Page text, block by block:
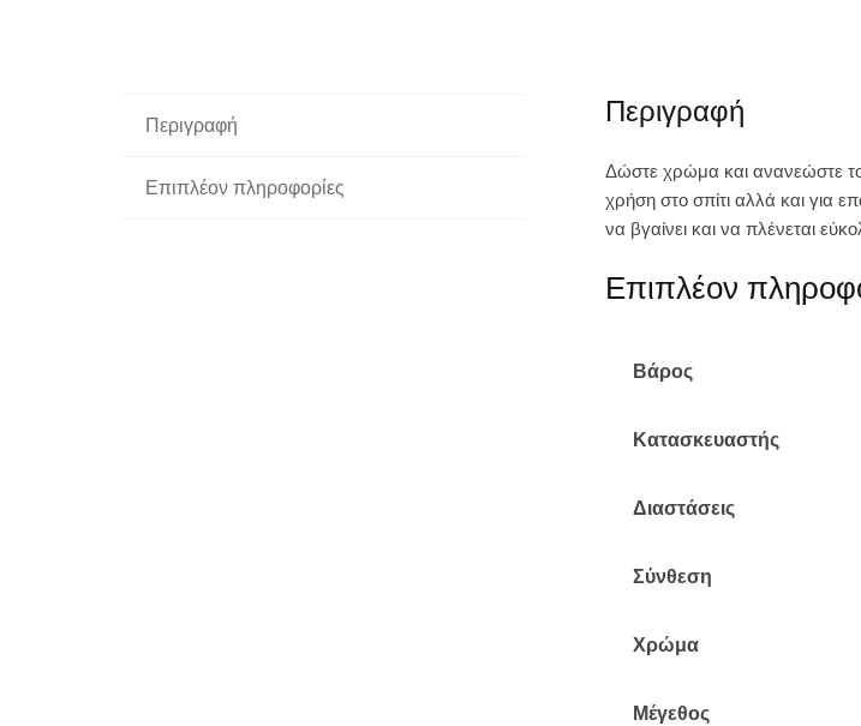
Περιγραφή
Επιπλέον πληροφορίες
Περιγραφή
Δώστε χρώμα και ανανεώστε
χρήση στο σπίτι αλλά και για
να βγαίνει και να πλένεται
Επιπλέον
Βάρος
Κατασκευαστής
Διαστάσεις
Σύνθεση
Χρώμα
Μέγεθος